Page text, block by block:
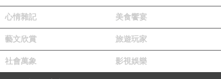
反正我有小貓手可以幫忙 (>_<)
只不過義賣會的包裹們可能會比較晚才能幫大家
寄送，
歡迎不急著用奶油擦的朋友們熱情參加喔！
心情雜記 美食饗宴
藝文欣賞 旅遊玩家
社會萬象 影視娛樂